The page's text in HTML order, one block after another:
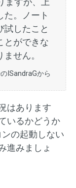
た。ノート
試したこと
とができな
せん。
ISandraGから
はあります
いるかどうか
の起動しない
進みましょ